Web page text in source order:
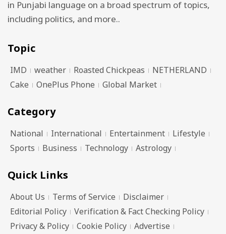
in Punjabi language on a broad spectrum of topics,
including politics, and more..
Topic
IMD weather Roasted Chickpeas
NETHERLAND
Cake
OnePlus Phone Global Market
Category
National International Entertainment
Lifestyle
Sports
Business Technology Astrology
Quick Links
About Us Terms of Service
Disclaimer
Editorial Policy
Verification & Fact Checking Policy
Privacy & Policy
Cookie Policy Advertise